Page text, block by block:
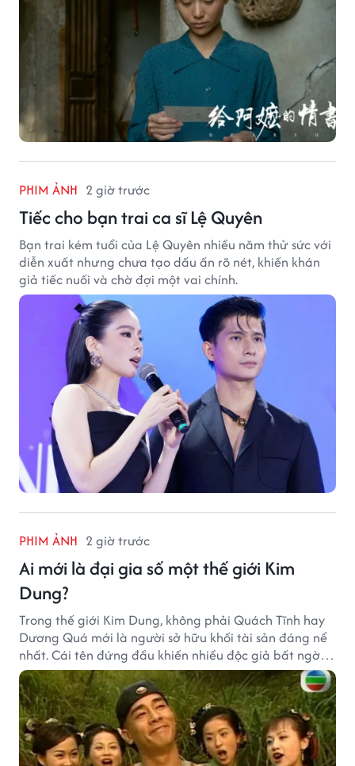
PHIM ẢNH 2 giờ trước
Tiếc cho bạn trai ca sĩ Lệ Quyên
Bạn trai kém tuổi của Lệ Quyên nhiều năm thử sức với
diễn xuất nhưng chưa tạo dấu ấn rõ nét, khiến khán
giả tiếc nuối và chờ đợi một vai chính.
PHIM ẢNH 2 giờ trước
Ai mới là đại gia số một thế giới Kim
Dung?
Trong thế giới Kim Dung, không phải Quách Tĩnh hay
Dương Quá mới là người sở hữu khối tài sản đáng nể
nhất. Cái tên đứng đầu khiến nhiều độc giả bất ngờ
bởi xuất thân của nhân vật này hoàn toàn không
giống một đại hiệp.